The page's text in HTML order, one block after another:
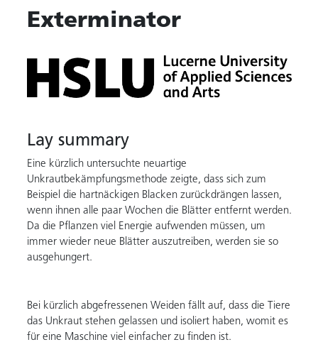
Exterminator
Lay summary
Eine kürzlich untersuchte neuartige
Unkrautbekämpfungsmethode zeigte, dass sich zum
Beispiel die hartnäckigen Blacken zurückdrängen lassen,
wenn ihnen alle paar Wochen die Blätter entfernt werden.
Da die Pflanzen viel Energie aufwenden müssen, um
immer wieder neue Blätter auszutreiben, werden sie so
ausgehungert.
Bei kürzlich abgefressenen Weiden fällt auf, dass die Tiere
das Unkraut stehen gelassen und isoliert haben, womit es
für eine Maschine viel einfacher zu finden ist.